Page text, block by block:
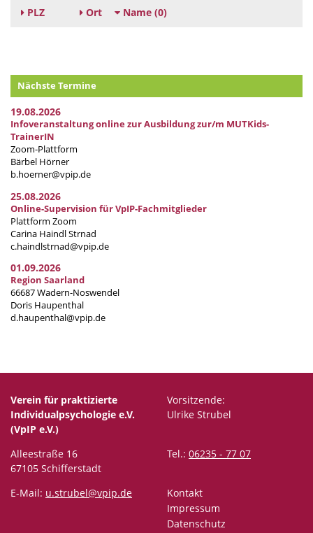
PLZ Ort Name (0)
Nächste Termine
19.08.2026
Infoveranstaltung online zur Ausbildung zur/m MUTKids-
TrainerIN
Zoom-Plattform
Bärbel Hörner
b.hoerner@vpip.de
25.08.2026
Online-Supervision für VpIP-Fachmitglieder
Plattform Zoom
Carina Haindl Strnad
c.haindlstrnad@vpip.de
01.09.2026
Region Saarland
66687 Wadern-Noswendel
Doris Haupenthal
d.haupenthal@vpip.de
Verein für praktizierte
Individualpsychologie e.V.
(VpIP e.V.)
Vorsitzende:
Ulrike Strubel
Alleestraße 16
67105 Schifferstadt
Tel.: 06235 - 77 07
E-Mail: u.strubel@vpip.de
Kontakt
Impressum
Datenschutz